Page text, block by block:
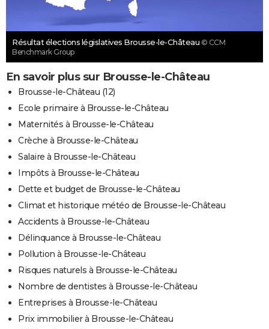
Résultat élections législatives Brousse-le-Château © CCM
Benchmark Group
En savoir plus sur Brousse-le-Château
Brousse-le-Château (12)
Ecole primaire à Brousse-le-Château
Maternités à Brousse-le-Château
Crèche à Brousse-le-Château
Salaire à Brousse-le-Château
Impôts à Brousse-le-Château
Dette et budget de Brousse-le-Château
Climat et historique météo de Brousse-le-Château
Accidents à Brousse-le-Château
Délinquance à Brousse-le-Château
Pollution à Brousse-le-Château
Risques naturels à Brousse-le-Château
Nombre de dentistes à Brousse-le-Château
Entreprises à Brousse-le-Château
Prix immobilier à Brousse-le-Château